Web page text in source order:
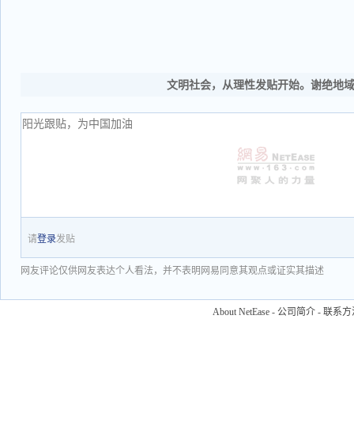
文明社会，从理性发贴开始。谢绝地
请登录发贴
网友评论仅供网友表达个人看法，并不表明网易同意其观点或证实其描述
About NetEase - 公司简介 - 联系方